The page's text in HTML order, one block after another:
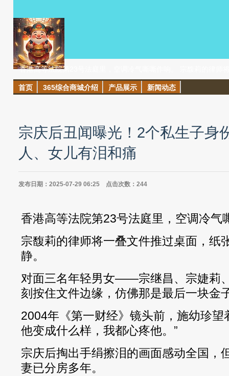
香港高等法院第23号法庭里，空调冷气嘶嘶作响。 宗馥莉的律
首页 365综合商城介绍 产品展示 新闻动态
宗庆后丑闻曝光！2个私生子身
人、女儿有泪和痛
发布日期：2025-07-29 06:25 点击次数：244
香港高等法院第23号法庭里，空调冷气
宗馥莉的律师将一叠文件推过桌面，纸
静。
对面三名年轻男女——宗继昌、宗婕莉
刻按住文件边缘，仿佛那是最后一块金
2004年《第一财经》镜头前，施幼珍望
他变成什么样，我都心疼他。”
宗庆后掏出手绢擦泪的画面感动全国，
妻已分房多年。